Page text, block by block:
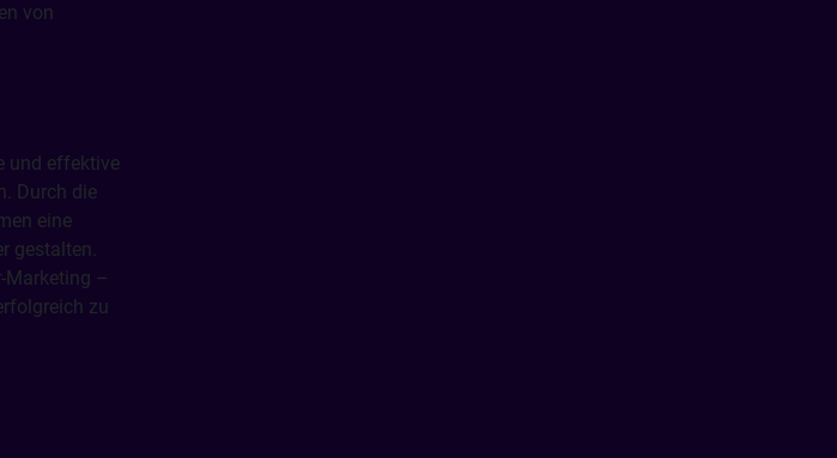
von
und effektive
Durch die
eine
gestalten.
Marketing –
zu